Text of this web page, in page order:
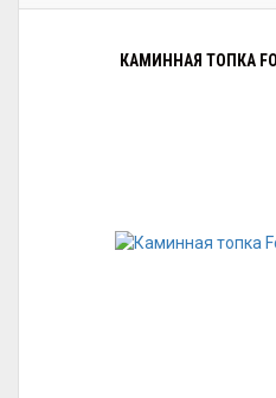
КАМИННАЯ ТОПКА